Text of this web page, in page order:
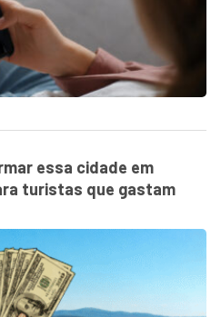
essa cidade em
turistas que gastam